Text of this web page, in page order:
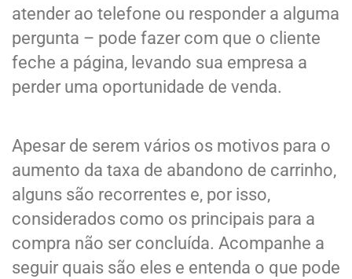
atender ao telefone ou responder a alguma
pergunta – pode fazer com que o cliente
feche a página, levando sua empresa a
perder uma oportunidade de venda.
Apesar de serem vários os motivos para o
aumento da taxa de abandono de carrinho,
alguns são recorrentes e, por isso,
considerados como os principais para a
compra não ser concluída. Acompanhe a
seguir quais são eles e entenda o que pode